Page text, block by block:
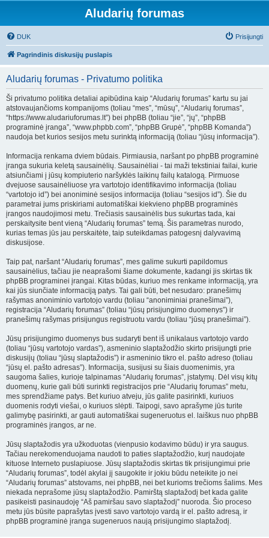
Aludarių forumas
DUK Prisijungti
Pagrindinis diskusijų puslapis
Aludarių forumas - Privatumo politika
Ši privatumo politika detaliai apibūdina kaip “Aludarių forumas” kartu su jai
atstovaujančioms kompanijoms (toliau “mes”, “mūsų”, “Aludarių forumas”,
“https://www.aludariuforumas.lt”) bei phpBB (toliau “jie”, “jų”, “phpBB
programinė įranga”, “www.phpbb.com”, “phpBB Grupė”, “phpBB Komanda”)
naudoja bet kurios sesijos metu surinktą informaciją (toliau “jūsų informacija”).
Informacija renkama dviem būdais. Pirmiausia, naršant po phpBB programinė
įranga sukuria keletą sausainėlių. Sausainėliai - tai maži tekstiniai failai, kurie
atsiunčiami į jūsų kompiuterio naršyklės laikinų failų katalogą. Pirmuose
dvejuose sausainėliuose yra vartotojo identifikavimo informacija (toliau
“vartotojo id”) bei anoniminė sesijos informacija (toliau “sesijos id”). Šie du
parametrai jums priskiriami automatiškai kiekvieno phpBB programinės
įrangos naudojimosi metu. Trečiasis sausainėlis bus sukurtas tada, kai
perskaitysite bent vieną “Aludarių forumas” temą. Šis parametras nurodo,
kurias temas jūs jau perskaitėte, taip suteikdamas patogesnį dalyvavimą
diskusijose.
Taip pat, naršant “Aludarių forumas”, mes galime sukurti papildomus
sausainėlius, tačiau jie neaprašomi šiame dokumente, kadangi jis skirtas tik
phpBB programinei įrangai. Kitas būdas, kuriuo mes renkame informaciją, yra
kai jūs siunčiate informaciją patys. Tai gali būti, bet nesudaro: pranešimų
rašymas anoniminio vartotojo vardu (toliau “anoniminiai pranešimai”),
registracija “Aludarių forumas” (toliau “jūsų prisijungimo duomenys”) ir
pranešimų rašymas prisijungus registruotu vardu (toliau “jūsų pranešimai”).
Jūsų prisijungimo duomenys bus sudaryti bent iš unikalaus vartotojo vardo
(toliau “jūsų vartotojo vardas”), asmeninio slaptažodžio skirto prisijungti prie
diskusijų (toliau “jūsų slaptažodis”) ir asmeninio tikro el. pašto adreso (toliau
“jūsų el. pašto adresas”). Informacija, susijusi su šiais duomenimis, yra
saugoma šalies, kurioje talpinamas “Aludarių forumas”, įstatymų. Dėl visų kitų
duomenų, kurie gali būti surinkti registracijos prie “Aludarių forumas” metu,
mes sprendžiame patys. Bet kuriuo atveju, jūs galite pasirinkti, kuriuos
duomenis rodyti viešai, o kuriuos slėpti. Taipogi, savo aprašyme jūs turite
galimybę pasirinkti, ar gauti automatiškai sugeneruotus el. laiškus nuo phpBB
programinės įrangos, ar ne.
Jūsų slaptažodis yra užkoduotas (vienpusio kodavimo būdu) ir yra saugus.
Tačiau nerekomenduojama naudoti to paties slaptažodžio, kurį naudojate
kituose Interneto puslapiuose. Jūsų slaptažodis skirtas tik prisijungimui prie
“Aludarių forumas”, todėl akylai jį saugokite ir jokiu būdu neteikite jo nei
“Aludarių forumas” atstovams, nei phpBB, nei bet kurioms trečioms šalims. Mes
niekada neprašome jūsų slaptažodžio. Pamirštą slaptažodį bet kada galite
pasikeisti pasinaudoję “Aš pamiršau savo slaptažodį” nuoroda. Šio proceso
metu jūs būsite paprašytas įvesti savo vartotojo vardą ir el. pašto adresą, ir
phpBB programinė įranga sugeneruos naują prisijungimo slaptažodį.